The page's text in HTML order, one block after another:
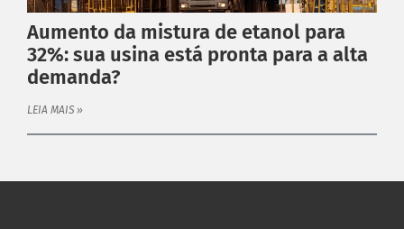
Aumento da mistura de etanol para
32%: sua usina está pronta para a alta
demanda?
LEIA MAIS »
Acoplamentos de Engrenagens
Acoplamento de Lâminas
Contra Recuos
Garantia
Catálogo